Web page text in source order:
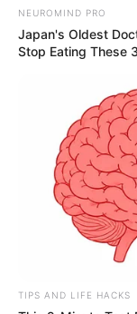
NEUROMIND PRO
Japan's Oldest
Stop Eating These
TIPS AND LIFE HACKS